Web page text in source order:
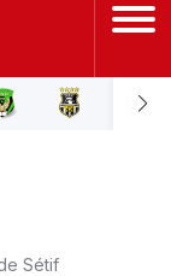
Sétif